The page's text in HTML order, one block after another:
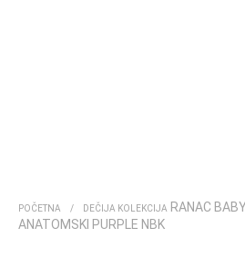
POČETNA / DEČIJA KOLEKCIJA RANAC
ANATOMSKI PURPLE NBK